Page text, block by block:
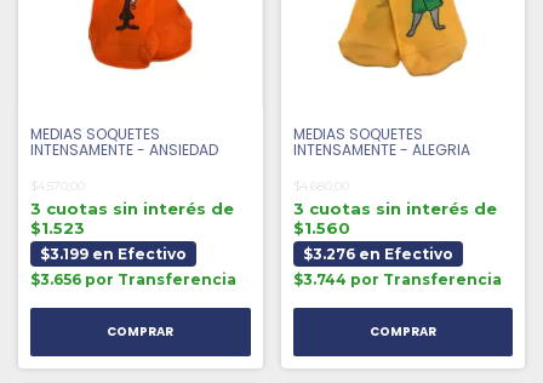
MEDIAS SOQUETES
INTENSAMENTE - ANSIEDAD
$4.570,00
3 cuotas sin interés de
$1.523
$3.199 en Efectivo
$3.656 por Transferencia
MEDIAS SOQUETES
INTENSAMENTE - ALEGRIA
$4.680,00
3 cuotas sin interés de
$1.560
$3.276 en Efectivo
$3.744 por Transferencia